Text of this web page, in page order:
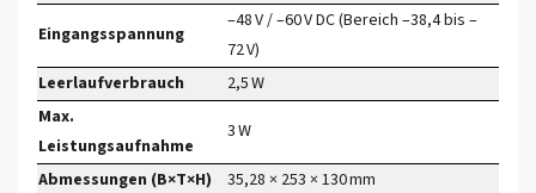
Eingangsspannung
–48 V / –60 V DC (Bereich –38,4 bis –
72 V)
Leerlaufverbrauch
2,5 W
Max.
Leistungsaufnahme
3 W
Abmessungen (B×T×H)
35,28 × 253 × 130 mm